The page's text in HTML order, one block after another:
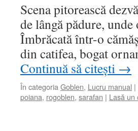
Scena pitorească
de lângă pădure,
Îmbrăcată într-o
din catifea, bogat
Continuă să citești →
În categoria Goblen, Lucru manual |
poiana, rogoblen, sarafan | Lasă un